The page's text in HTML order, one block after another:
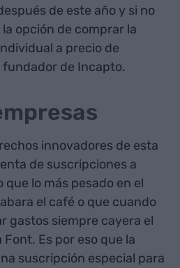
de este año y si no
opción de comprar la
a precio de
fundador de Incapto.
innovadores de esta
de suscripciones a
lo más pesado en el
el café o que cuando
gastos siempre cayera el
Es por eso que la
suscripción especial para